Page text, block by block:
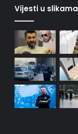
Vijesti u slikama